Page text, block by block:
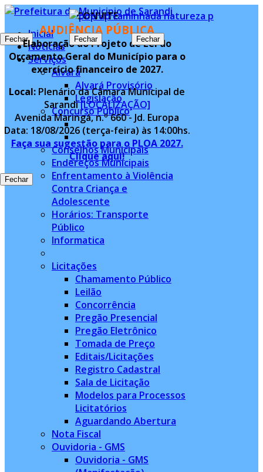
Inicial
Notícias
Serviços
Alvará
Alvará Provisório
Legislação
Concurso Público
Conselhos Municipais
Endereços Municipais
Enfrentamento à Violência
Contra Criança e
Adolescente
Horários: Transporte
Público
Informatica
Licitações
Chamamento Público
Leilão
Concorrência
Pregão Presencial
Pregão Eletrônico
Tomada de Preço
Editais/Licitações
Registro Cadastral
Sala de Licitação
Modelos para Processos
Licitatórios
Aguardando Abertura
Nota Fiscal
Ouvidoria - GMS
Ouvidoria - GMS
Fechar
CONVITE
AUDIÊNCIA PÚBLICA
Elaboração do Projeto de Lei do
Orçamento Geral do Município para o
exercício financeiro de 2027.
Local: Plenário da Câmara Municipal de
Sarandi[LOCALIZAÇÃO]
Avenida Maringá, n.º 660 - Jd. Europa
Data: 18/08/2026 (terça-feira) às 14:00hs.
Faça sua sugestão para o PLOA 2027.
Clique aqui!
Fechar
Fechar
Fechar Fechar